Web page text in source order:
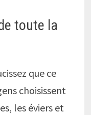
toute la
que ce
choisissent
les éviers et